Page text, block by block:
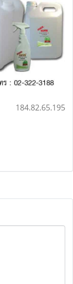
184.82.65.195